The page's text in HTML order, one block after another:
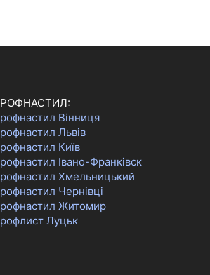
Вінниця
Львів
Київ
Івано-Франківск
Хмельницький
Чернівці
Житомир
Луцьк